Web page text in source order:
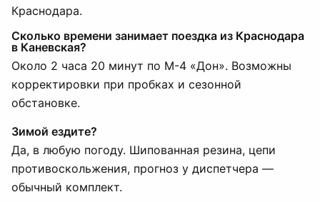
Краснодара.
Сколько времени занимает поездка из Краснодара
в Каневская?
Около 2 часа 20 минут по М-4 «Дон». Возможны
корректировки при пробках и сезонной
обстановке.
Зимой ездите?
Да, в любую погоду. Шипованная резина, цепи
противоскольжения, прогноз у диспетчера —
обычный комплект.